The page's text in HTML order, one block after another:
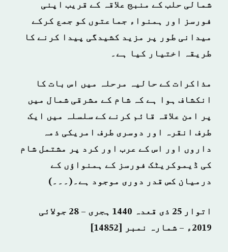
شمالی حلب کے منبج علاقہ کے قریب اپنی
فورسز اور ہمنواء جماعتوں کو جمع کرکے
میدانی طور پر مزید کشیدگی پیدا کرنے کا
طریقہ اختیار کیا ہے۔
مذاکرات کے حالیہ مرحلہ میں اس بات کا
انکشاف ہوا ہے کہ شام کے مشرقی شمال میں
پر امن علاقہ قائم کرنے کے سلسلہ میں ایک
طرف انقرہ اور دوسری طرف امریکی ذمہ
داروں اور اس کے عرب اور کرد پر مشتمل شام
کی ڈیموکریٹک فورسز کے ہمنواؤں کے
درمیان کس قدر دوری موجود ہے۔(۔۔۔)
اتوار 25 ذی قعدہ 1440 ہجری – 28 جولائی
2019ء – شمارہ نمبر [14852]